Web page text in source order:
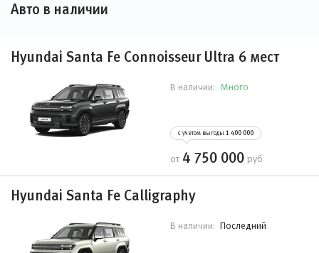
Авто в наличии
Hyundai Santa Fe Connoisseur Ultra 6 мест
В наличии: Много
с учетом выгоды 1 400 000
от 4 750 000 руб
Hyundai Santa Fe Calligraphy
В наличии: Последний